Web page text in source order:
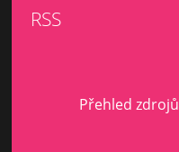
RSS
Přehled zdrojů